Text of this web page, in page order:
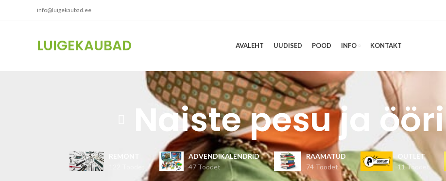
info@luigekaubad.ee
LUIGEKAUBAD AVALEHT UUDISED POOD INFO KONTAKT
Naiste pesu ja
ADVENDIKALENDRID
47 Toodet
RAAMATUD
74 Toodet
OUTLET
11 Toodet